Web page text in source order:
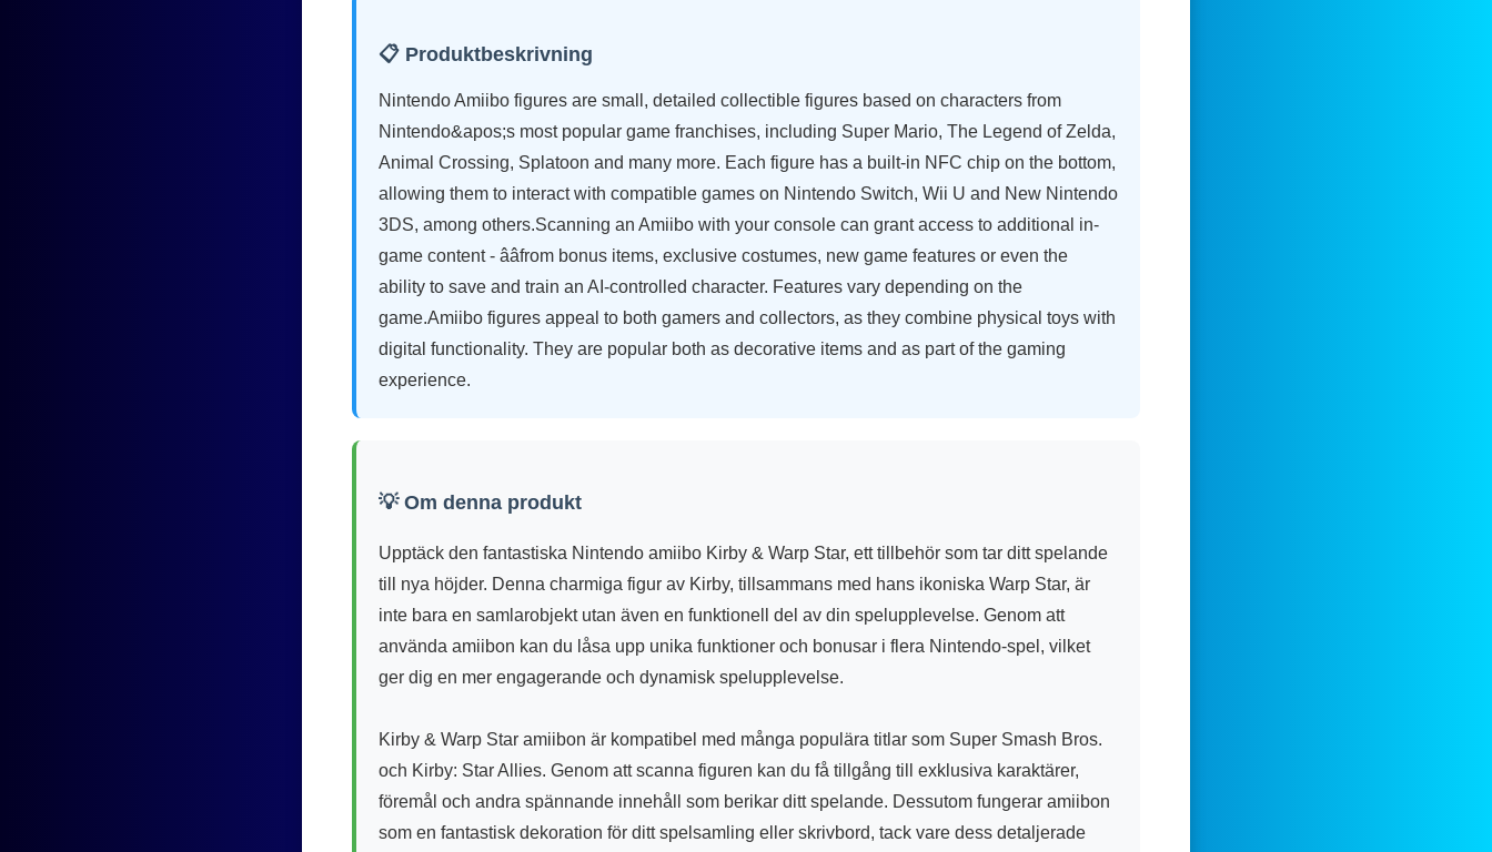
📋 Produktbeskrivning
Nintendo Amiibo figures are small, detailed collectible figures based on characters from
Nintendo&apos;s most popular game franchises, including Super Mario, The Legend of Zelda,
Animal Crossing, Splatoon and many more. Each figure has a built-in NFC chip on the bottom,
allowing them to interact with compatible games on Nintendo Switch, Wii U and New Nintendo
3DS, among others.Scanning an Amiibo with your console can grant access to additional in-
game content - ââfrom bonus items, exclusive costumes, new game features or even the
ability to save and train an AI-controlled character. Features vary depending on the
game.Amiibo figures appeal to both gamers and collectors, as they combine physical toys with
digital functionality. They are popular both as decorative items and as part of the gaming
experience.
💡 Om denna produkt
Upptäck den fantastiska Nintendo amiibo Kirby & Warp Star, ett tillbehör som tar ditt spelande
till nya höjder. Denna charmiga figur av Kirby, tillsammans med hans ikoniska Warp Star, är
inte bara en samlarobjekt utan även en funktionell del av din spelupplevelse. Genom att
använda amiibon kan du låsa upp unika funktioner och bonusar i flera Nintendo-spel, vilket
ger dig en mer engagerande och dynamisk spelupplevelse.
Kirby & Warp Star amiibon är kompatibel med många populära titlar som Super Smash Bros.
och Kirby: Star Allies. Genom att scanna figuren kan du få tillgång till exklusiva karaktärer,
föremål och andra spännande innehåll som berikar ditt spelande. Dessutom fungerar amiibon
som en fantastisk dekoration för ditt spelsamling eller skrivbord, tack vare dess detaljerade